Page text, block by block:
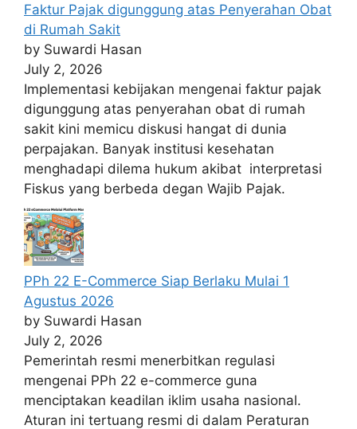
Faktur Pajak digunggung atas Penyerahan Obat
di Rumah Sakit
by Suwardi Hasan
July 2, 2026
Implementasi kebijakan mengenai faktur pajak
digunggung atas penyerahan obat di rumah
sakit kini memicu diskusi hangat di dunia
perpajakan. Banyak institusi kesehatan
menghadapi dilema hukum akibat interpretasi
Fiskus yang berbeda degan Wajib Pajak.
PPh 22 E-Commerce Siap Berlaku Mulai 1
Agustus 2026
by Suwardi Hasan
July 2, 2026
Pemerintah resmi menerbitkan regulasi
mengenai PPh 22 e-commerce guna
menciptakan keadilan iklim usaha nasional.
Aturan ini tertuang resmi di dalam Peraturan